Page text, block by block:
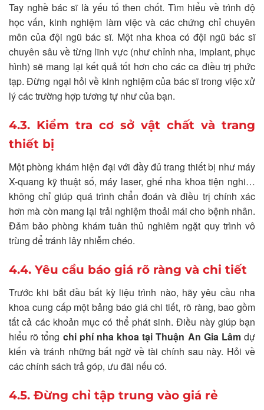
Tay nghề bác sĩ là yếu tố then chốt. Tìm hiểu về trình độ
học vấn, kinh nghiệm làm việc và các chứng chỉ chuyên
môn của đội ngũ bác sĩ. Một nha khoa có đội ngũ bác sĩ
chuyên sâu về từng lĩnh vực (như chỉnh nha, implant, phục
hình) sẽ mang lại kết quả tốt hơn cho các ca điều trị phức
tạp. Đừng ngại hỏi về kinh nghiệm của bác sĩ trong việc xử
lý các trường hợp tương tự như của bạn.
4.3. Kiểm tra cơ sở vật chất và trang
thiết bị
Một phòng khám hiện đại với đầy đủ trang thiết bị như máy
X-quang kỹ thuật số, máy laser, ghế nha khoa tiện nghi…
không chỉ giúp quá trình chẩn đoán và điều trị chính xác
hơn mà còn mang lại trải nghiệm thoải mái cho bệnh nhân.
Đảm bảo phòng khám tuân thủ nghiêm ngặt quy trình vô
trùng để tránh lây nhiễm chéo.
4.4. Yêu cầu báo giá rõ ràng và chi tiết
Trước khi bắt đầu bất kỳ liệu trình nào, hãy yêu cầu nha
khoa cung cấp một bảng báo giá chi tiết, rõ ràng, bao gồm
tất cả các khoản mục có thể phát sinh. Điều này giúp bạn
hiểu rõ tổng chi phí nha khoa tại Thuận An Gia Lâmdự
kiến và tránh những bất ngờ về tài chính sau này. Hỏi về
các chính sách trả góp, ưu đãi nếu có.
4.5. Đừng chỉ tập trung vào giá rẻ